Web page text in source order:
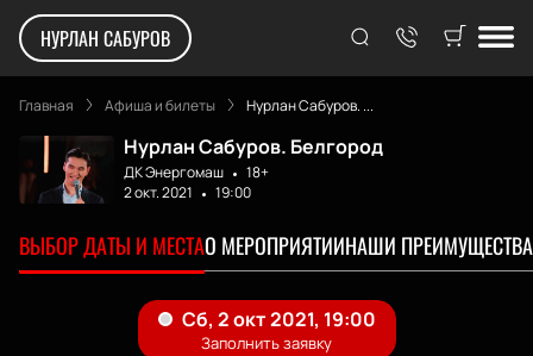
НУРЛАН САБУРОВ
Главная Афиша и билеты Нурлан Сабуров. ...
Нурлан Сабуров. Белгород
ДК Энергомаш
18+
2 окт. 2021
19:00
ВЫБОР ДАТЫ И МЕСТАО МЕРОПРИЯТИИНАШИ ПРЕИМУЩЕСТВА